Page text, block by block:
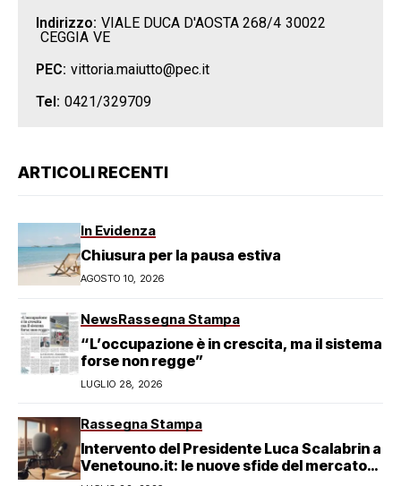
Indirizzo: VIALE DUCA D'AOSTA 268/4 30022
CEGGIA VE
PEC: vittoria.maiutto@pec.it
Tel: 0421/329709
ARTICOLI RECENTI
In Evidenza
Chiusura per la pausa estiva
AGOSTO 10, 2026
NewsRassegna Stampa
“L’occupazione è in crescita, ma il sistema
forse non regge”
LUGLIO 28, 2026
Rassegna Stampa
Intervento del Presidente Luca Scalabrin a
Venetouno.it: le nuove sfide del mercato
del lavoro veneziano